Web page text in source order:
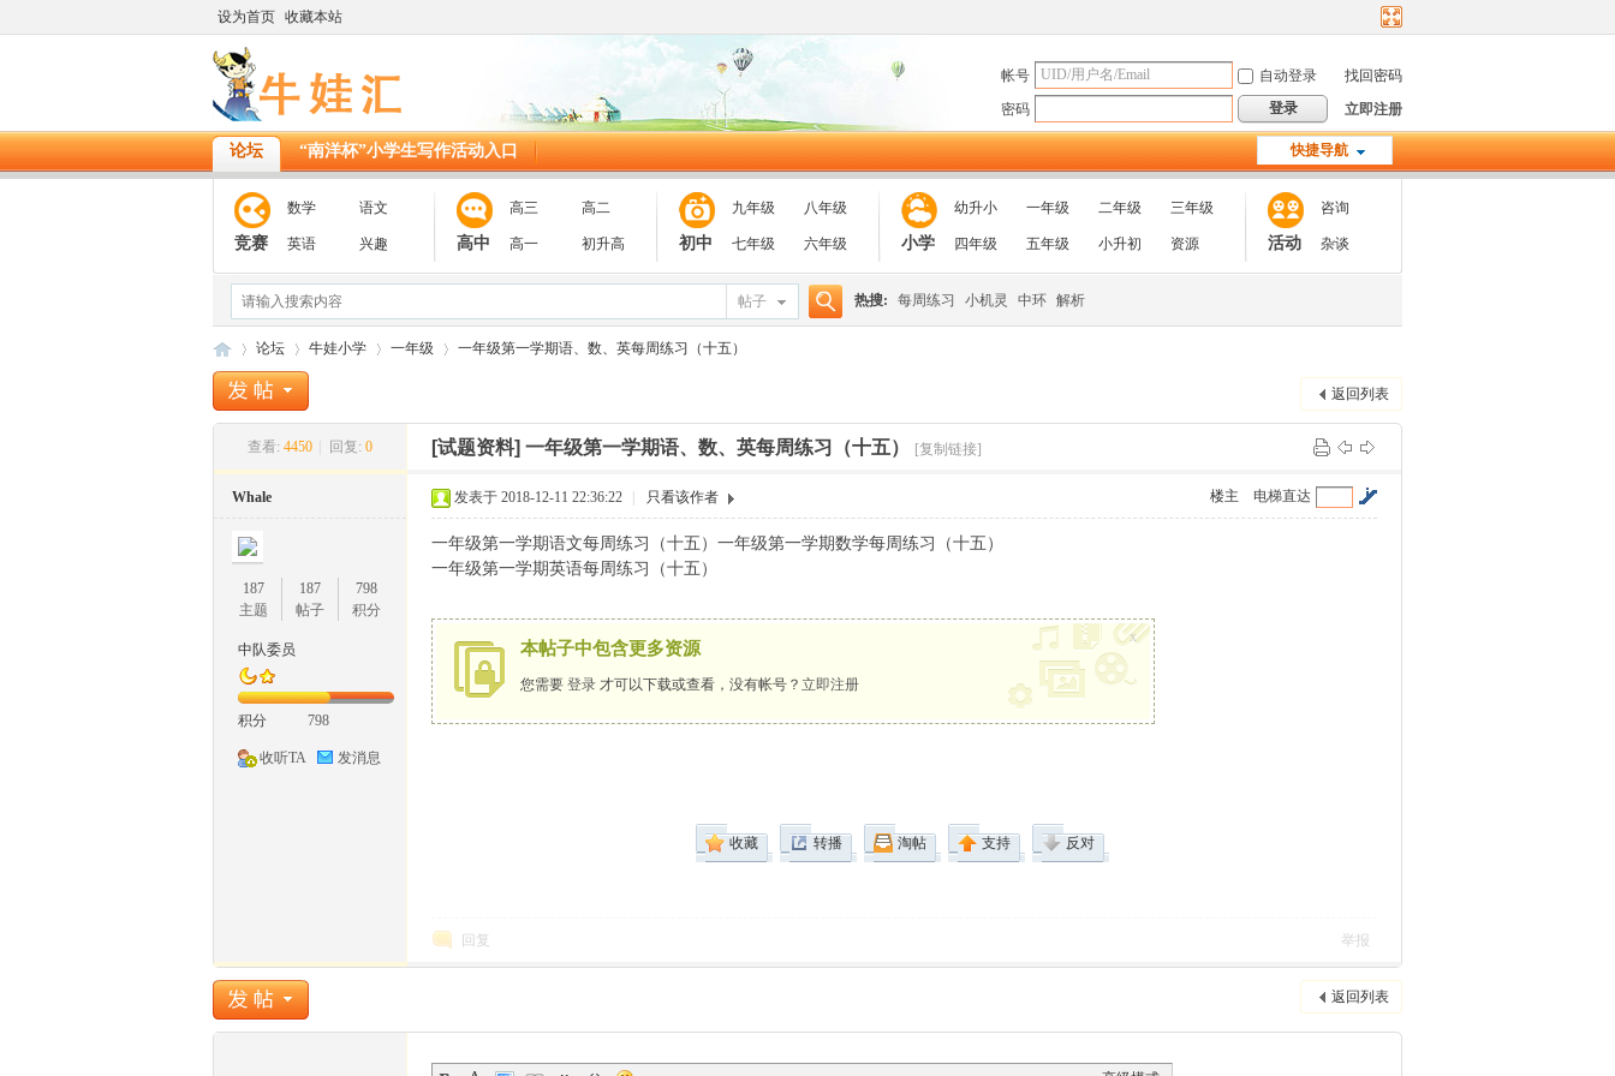
设为首页 收藏本站
帐号 自动登录
找回密码
密码
登录 立即注册
快捷导航
论坛 “南洋杯”小学生写作活动入口
竞赛
数学 语文
英语 兴趣 高中
高三 高二
高一 初升高 初中
九年级 八年级
七年级 六年级 小学
幼升小 一年级 二年级 三年级
四年级 五年级 小升初 资源 活动
咨询
杂谈
帖子
索
热搜: 每周练习 小机灵 中环 解析
论坛
›
牛娃小学
›
一年级
›
一年级第一学期语、数、英每周练习（十五）
返回列表
查看: 4450 回复: 0 [试题资料] 一年级第一学期语、数、英每周练习（十五） [复制链接]
Whale
187
主题
187
帖子
798
积分
中队委员
积分 798
收听TA 发消息
电梯直达
楼主
发表于 2018-12-11 22:36:22 只看该作者
一年级第一学期语文每周练习（十五）一年级第一学期数学每周练习（十五）
一年级第一学期英语每周练习（十五）
本帖子中包含更多资源
您需要 登录 才可以下载或查看，没有帐号？ 立即注册
x
收藏 转播 淘帖 支持 反对
回复 举报
返回列表